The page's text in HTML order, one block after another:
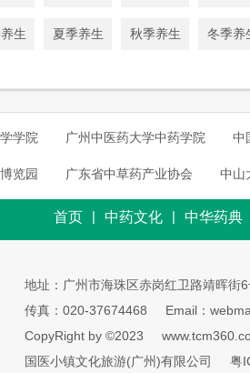
生 夏季养生 秋季养生 冬季养
学院 广州中医药大学中药学院 中
览园 广东省中草药产业协会 中山
首页 | 中药文化 | 中华药典
地址：广州市海珠区赤岗红卫路靖晖街
传真：020-37674468
Email：
CopyRight by ©2023
国医小镇文化旅游(广州)有限公司
粤